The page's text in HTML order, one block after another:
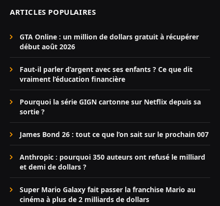
ARTICLES POPULAIRES
GTA Online : un million de dollars gratuit à récupérer
début août 2026
Faut-il parler d’argent avec ses enfants ? Ce que dit
vraiment l’éducation financière
Pourquoi la série GIGN cartonne sur Netflix depuis sa
sortie ?
James Bond 26 : tout ce que l’on sait sur le prochain 007
Anthropic : pourquoi 350 auteurs ont refusé le milliard
et demi de dollars ?
Super Mario Galaxy fait passer la franchise Mario au
cinéma à plus de 2 milliards de dollars